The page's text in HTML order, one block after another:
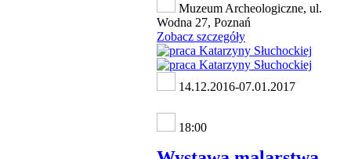
Muzeum Archeologiczne, ul.
Wodna 27, Poznań
Zobacz szczegóły
14.12.2016-07.01.2017
18:00